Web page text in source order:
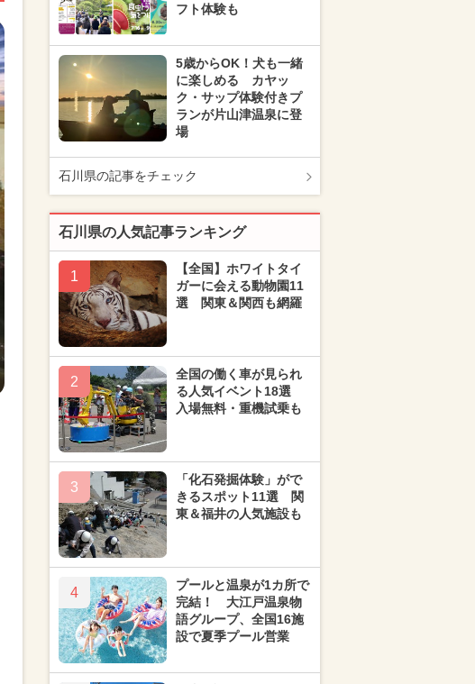
フト体験も
5歳からOK！犬も一緒
に楽しめる カヤッ
ク・サップ体験付きプ
ランが片山津温泉に登
場
石川県の記事をチェック
石川県の人気記事ランキング
1
【全国】ホワイトタイ
ガーに会える動物園11
選 関東＆関西も網羅
2
全国の働く車が見られ
る人気イベント18選
入場無料・重機試乗も
3
「化石発掘体験」がで
きるスポット11選 関
東＆福井の人気施設も
4
プールと温泉が1カ所で
完結！ 大江戸温泉物
語グループ、全国16施
設で夏季プール営業